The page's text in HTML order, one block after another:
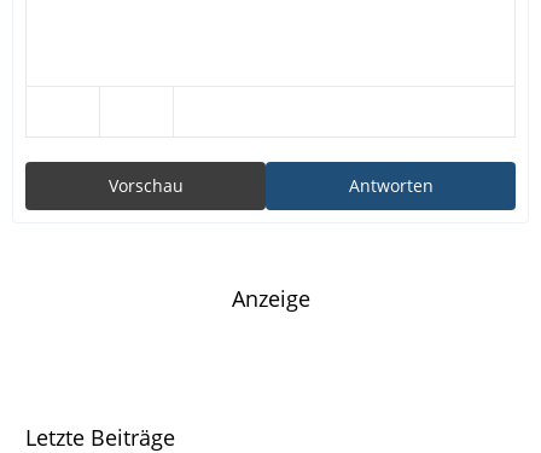
Antworten
Vorschau
Anzeige
Letzte Beiträge